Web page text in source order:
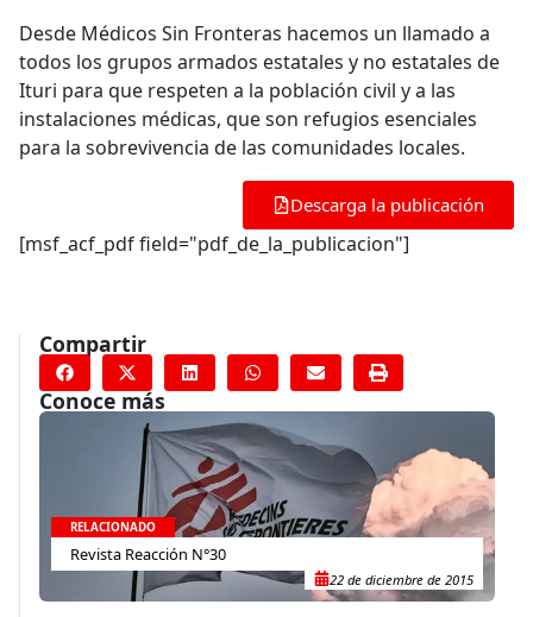
Desde Médicos Sin Fronteras hacemos un llamado a
todos los grupos armados estatales y no estatales de
Ituri para que respeten a la población civil y a las
instalaciones médicas, que son refugios esenciales
para la sobrevivencia de las comunidades locales.
Descarga la publicación
[msf_acf_pdf field="pdf_de_la_publicacion"]
Compartir
Conoce más
RELACIONADO
Revista Reacción N°30
22 de diciembre de 2015